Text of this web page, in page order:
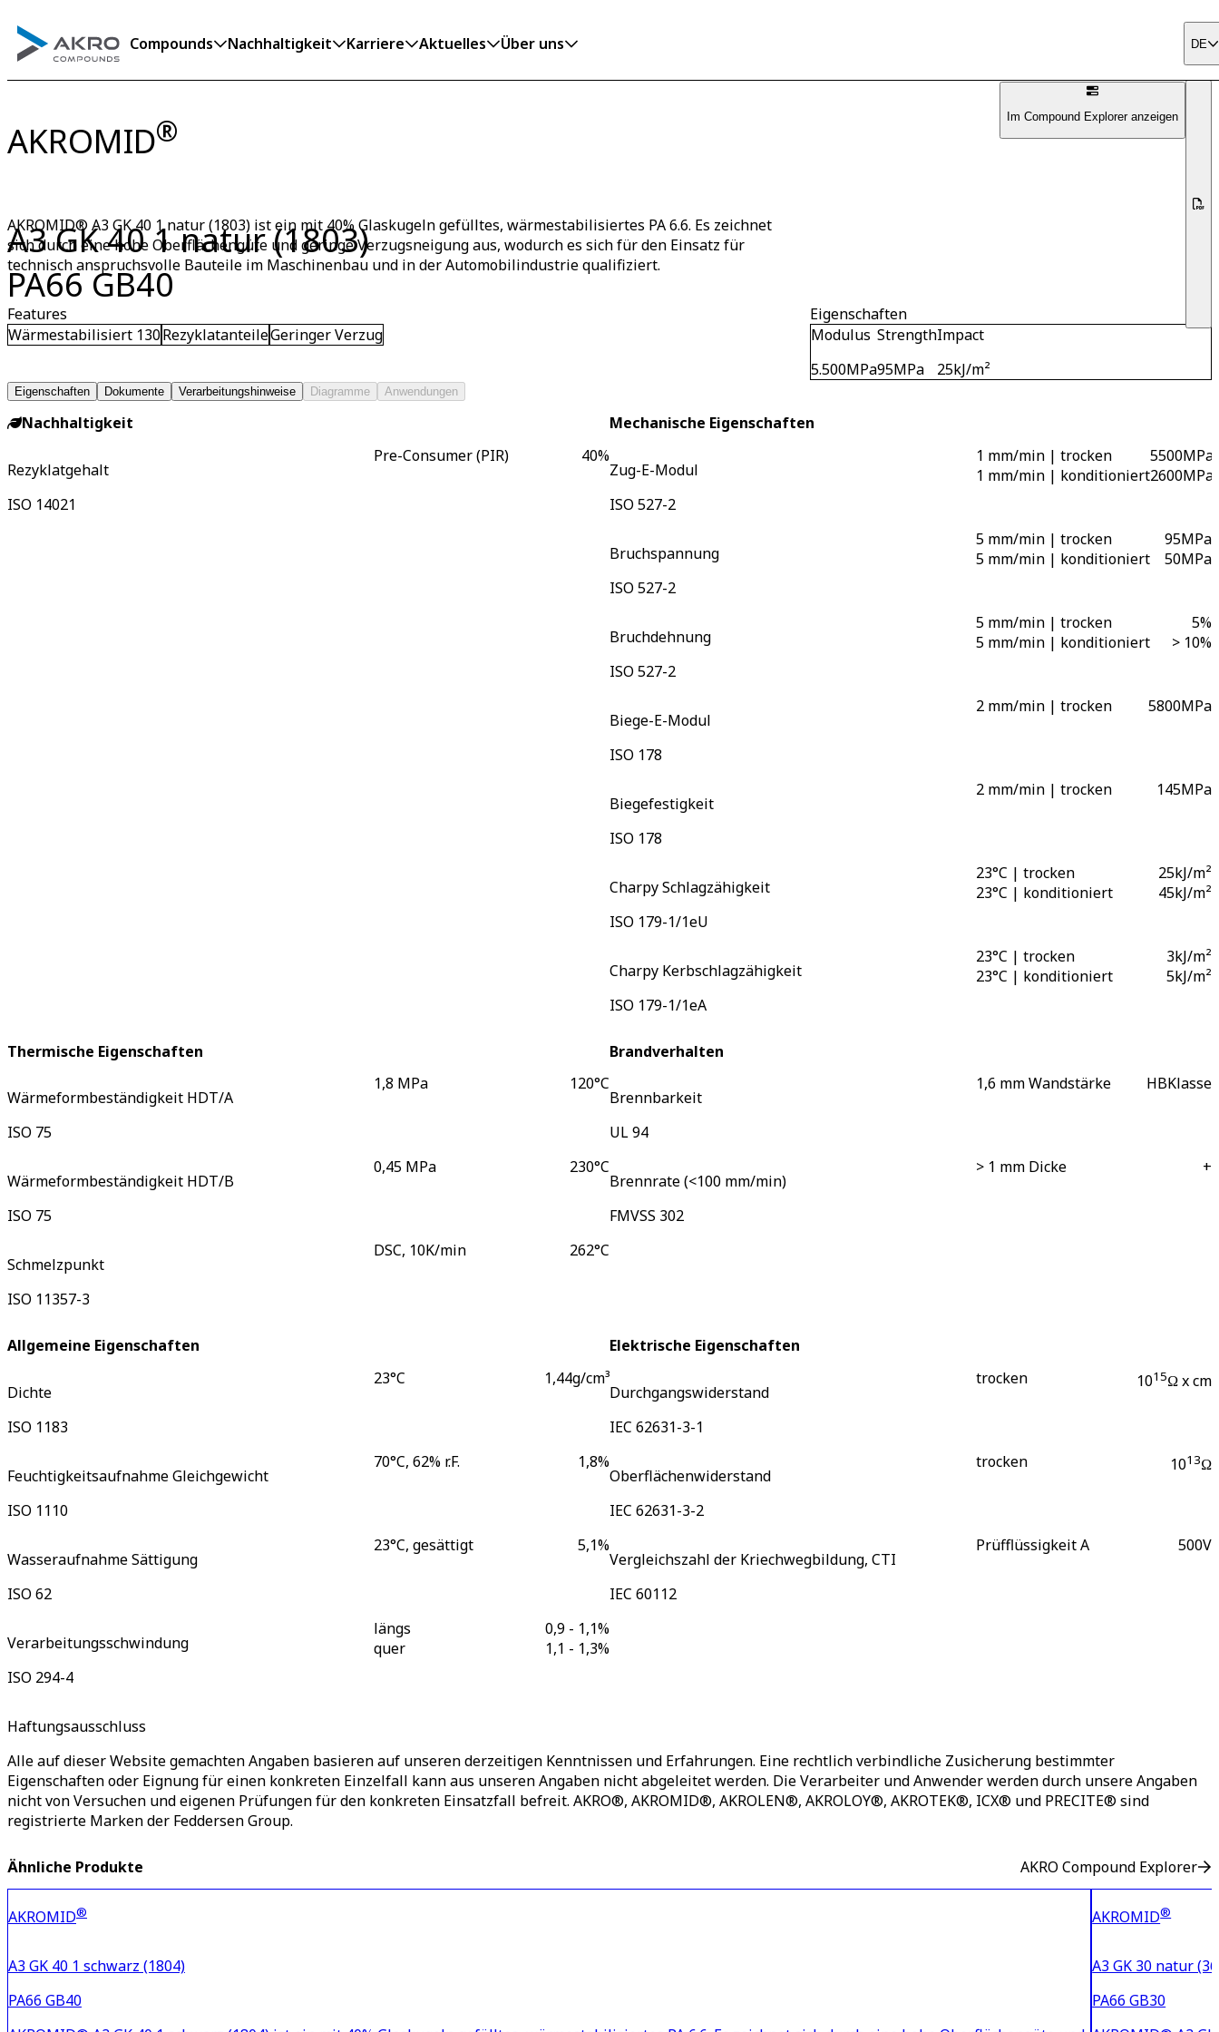
Compounds Nachhaltigkeit Karriere Aktuelles Über uns DE
AKROMID®
A3 GK 40 1 natur (1803)
PA66 GB40
Im Compound Explorer anzeigen
AKROMID® A3 GK 40 1 natur (1803) ist ein mit 40% Glaskugeln gefülltes, wärmestabilisiertes PA 6.6. Es zeichnet
sich durch eine hohe Oberflächengüte und geringe Verzugsneigung aus, wodurch es sich für den Einsatz für
technisch anspruchsvolle Bauteile im Maschinenbau und in der Automobilindustrie qualifiziert.
Features
Wärmestabilisiert 130RezyklatanteileGeringer Verzug
Eigenschaften
Modulus
5.500MPa
Strength
95MPa
Impact
25kJ/m²
Eigenschaften Dokumente Verarbeitungshinweise Diagramme Anwendungen
Nachhaltigkeit
Rezyklatgehalt
ISO 14021
Pre-Consumer (PIR) 40%
Mechanische Eigenschaften
Zug-E-Modul
ISO 527-2
1 mm/min | trocken
1 mm/min | konditioniert
5500MPa
2600MPa
Bruchspannung
ISO 527-2
5 mm/min | trocken
5 mm/min | konditioniert
95MPa
50MPa
Bruchdehnung
ISO 527-2
5 mm/min | trocken
5 mm/min | konditioniert
5%
> 10%
Biege-E-Modul
ISO 178
2 mm/min | trocken 5800MPa
Biegefestigkeit
ISO 178
2 mm/min | trocken 145MPa
Charpy Schlagzähigkeit
ISO 179-1/1eU
23°C | trocken
23°C | konditioniert
25kJ/m²
45kJ/m²
Charpy Kerbschlagzähigkeit
ISO 179-1/1eA
23°C | trocken
23°C | konditioniert
3kJ/m²
5kJ/m²
Thermische Eigenschaften
Wärmeformbeständigkeit HDT/A
ISO 75
1,8 MPa 120°C
Wärmeformbeständigkeit HDT/B
ISO 75
0,45 MPa 230°C
Schmelzpunkt
ISO 11357-3
DSC, 10K/min 262°C
Brandverhalten
Brennbarkeit
UL 94
1,6 mm Wandstärke HBKlasse
Brennrate (<100 mm/min)
FMVSS 302
> 1 mm Dicke +
Allgemeine Eigenschaften
Dichte
ISO 1183
23°C 1,44g/cm³
Feuchtigkeitsaufnahme Gleichgewicht
ISO 1110
70°C, 62% r.F. 1,8%
Wasseraufnahme Sättigung
ISO 62
23°C, gesättigt 5,1%
Verarbeitungsschwindung
ISO 294-4
längs
quer
0,9 - 1,1%
1,1 - 1,3%
Elektrische Eigenschaften
Durchgangswiderstand
IEC 62631-3-1
trocken 1015Ω x cm
Oberflächenwiderstand
IEC 62631-3-2
trocken 1013Ω
Vergleichszahl der Kriechwegbildung, CTI
IEC 60112
Prüfflüssigkeit A 500V
Haftungsausschluss
Alle auf dieser Website gemachten Angaben basieren auf unseren derzeitigen Kenntnissen und Erfahrungen. Eine rechtlich verbindliche Zusicherung bestimmter
Eigenschaften oder Eignung für einen konkreten Einzelfall kann aus unseren Angaben nicht abgeleitet werden. Die Verarbeiter und Anwender werden durch unsere Angaben
nicht von Versuchen und eigenen Prüfungen für den konkreten Einsatzfall befreit. AKRO®, AKROMID®, AKROLEN®, AKROLOY®, AKROTEK®, ICX® und PRECITE® sind
registrierte Marken der Feddersen Group.
Ähnliche Produkte AKRO Compound Explorer
AKROMID®
A3 GK 40 1 schwarz (1804)
PA66 GB40
AKROMID®
A3 GK 30 natur
PA66 GB30